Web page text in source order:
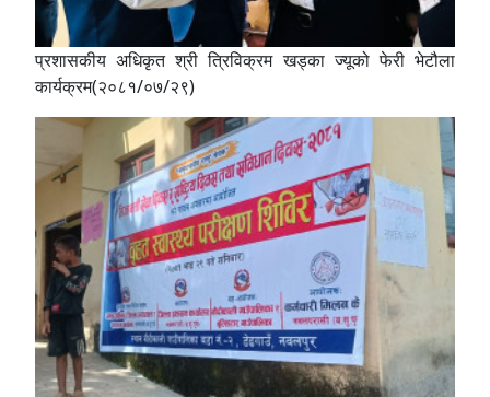
प्रशासकीय अधिकृत श्री त्रिविक्रम खड्का ज्यूको फेरी भेटौला
कार्यक्रम(२०८१/०७/२९)